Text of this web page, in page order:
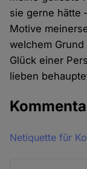
sie gerne hätte
Motive
welchem
Glück einer
lieben
Netiquette für